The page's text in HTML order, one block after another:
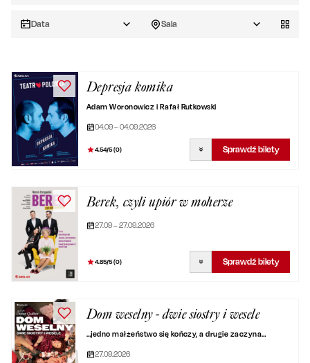
Data Sala
Depresja komika
Adam Woronowicz i Rafał Rutkowski
04.09 – 04.09.2026
4.54/5 (0) Sprawdź bilety
Berek, czyli upiór w moherze
27.09 – 27.09.2026
4.85/5 (0) Sprawdź bilety
Dom weselny - dwie siostry i wesele
…jedno małżeństwo się kończy, a drugie zaczyna…
27.09.2026